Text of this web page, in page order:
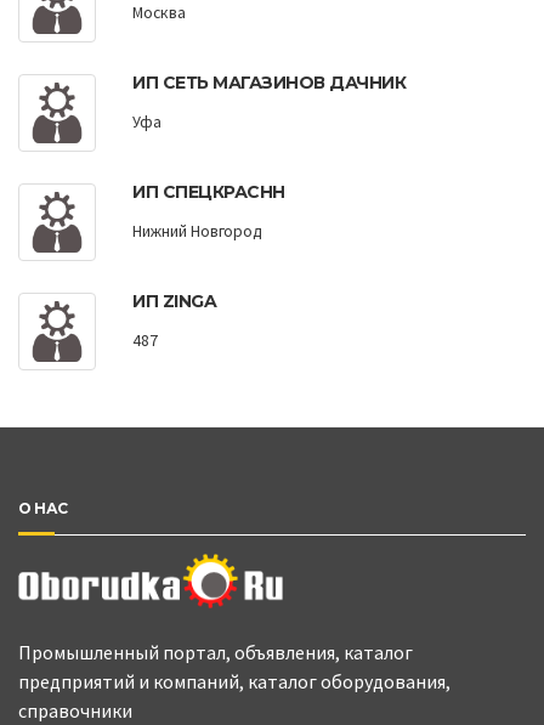
Москва
ИП СЕТЬ МАГАЗИНОВ ДАЧНИК
Уфа
ИП СПЕЦКРАСНН
Нижний Новгород
ИП ZINGA
487
О НАС
Промышленный портал, объявления, каталог
предприятий и компаний, каталог оборудования,
справочники